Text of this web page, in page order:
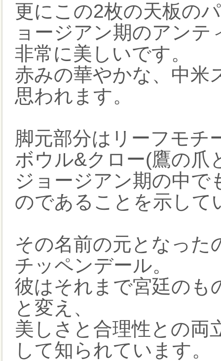
更にこの2枚の天板の
ョージアン期のアン
非常に美しいです。
赤みの華やかな、中米
思われます。
脚元部分はリーフモチ
ボウル&クロー(鷹の爪
ジョージアン期の中で
のであることを示して
その名前の元となった
チッペンデール。
彼はそれまで宮廷のも
と変え、
美しさと合理性との両
して知られています。